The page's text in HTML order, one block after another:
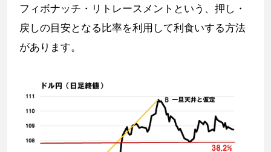
フィボナッチ・リトレースメントという、押し・
戻しの目安となる比率を利用して利食いする方法
があります。